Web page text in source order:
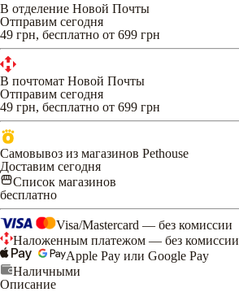
В отделение Новой Почты
Отправим сегодня
49 грн, бесплатно от 699 грн
В почтомат Новой Почты
Отправим сегодня
49 грн, бесплатно от 699 грн
Самовывоз из магазинов Pethouse
Доставим сегодня
Список магазинов
бесплатно
Visa/Mastercard — без комиссии
Наложенным платежом — без комиссии
Apple Pay или Google Pay
Наличными
Описание